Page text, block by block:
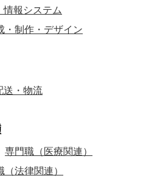
報システム
・制作・デザイン
送・物流
専門職（医療関連）
法律関連）